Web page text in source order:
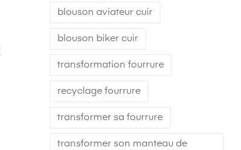
blouson aviateur cuir
blouson biker cuir
transformation fourrure
recyclage fourrure
transformer sa fourrure
transformer son manteau de